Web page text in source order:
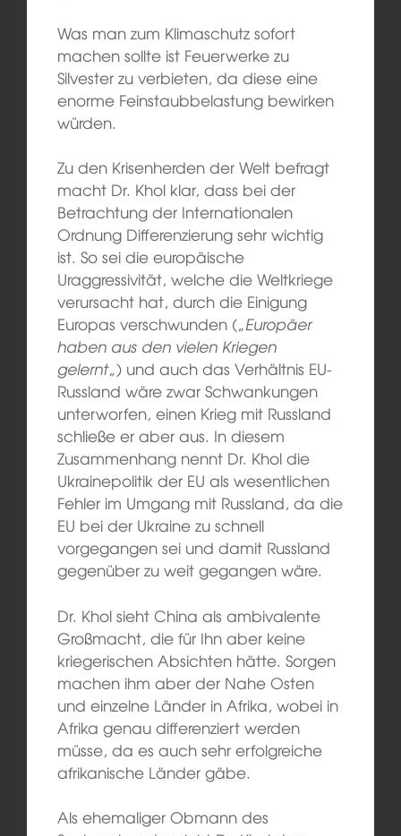
Was man zum Klimaschutz sofort
machen sollte ist Feuerwerke zu
Silvester zu verbieten, da diese eine
enorme Feinstaubbelastung bewirken
würden.
Zu den Krisenherden der Welt befragt
macht Dr. Khol klar, dass bei der
Betrachtung der Internationalen
Ordnung Differenzierung sehr wichtig
ist. So sei die europäische
Uraggressivität, welche die Weltkriege
verursacht hat, durch die Einigung
Europas verschwunden („Europäer
haben aus den vielen Kriegen
gelernt„) und auch das Verhältnis EU-
Russland wäre zwar Schwankungen
unterworfen, einen Krieg mit Russland
schließe er aber aus. In diesem
Zusammenhang nennt Dr. Khol die
Ukrainepolitik der EU als wesentlichen
Fehler im Umgang mit Russland, da die
EU bei der Ukraine zu schnell
vorgegangen sei und damit Russland
gegenüber zu weit gegangen wäre.
Dr. Khol sieht China als ambivalente
Großmacht, die für Ihn aber keine
kriegerischen Absichten hätte. Sorgen
machen ihm aber der Nahe Osten
und einzelne Länder in Afrika, wobei in
Afrika genau differenziert werden
müsse, da es auch sehr erfolgreiche
afrikanische Länder gäbe.
Als ehemaliger Obmann des